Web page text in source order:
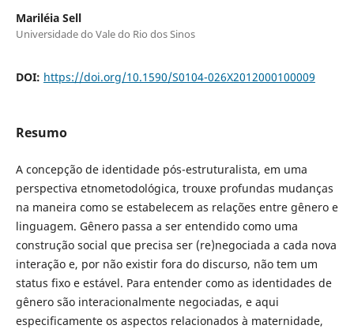
Mariléia Sell
Universidade do Vale do Rio dos Sinos
DOI: https://doi.org/10.1590/S0104-026X2012000100009
Resumo
A concepção de identidade pós-estruturalista, em uma
perspectiva etnometodológica, trouxe profundas mudanças
na maneira como se estabelecem as relações entre gênero e
linguagem. Gênero passa a ser entendido como uma
construção social que precisa ser (re)negociada a cada nova
interação e, por não existir fora do discurso, não tem um
status fixo e estável. Para entender como as identidades de
gênero são interacionalmente negociadas, e aqui
especificamente os aspectos relacionados à maternidade,